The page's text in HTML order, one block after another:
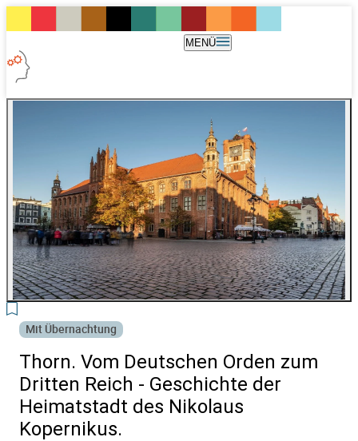
MENÜ
Mit Übernachtung
Thorn. Vom Deutschen Orden zum
Dritten Reich - Geschichte der
Heimatstadt des Nikolaus
Kopernikus.